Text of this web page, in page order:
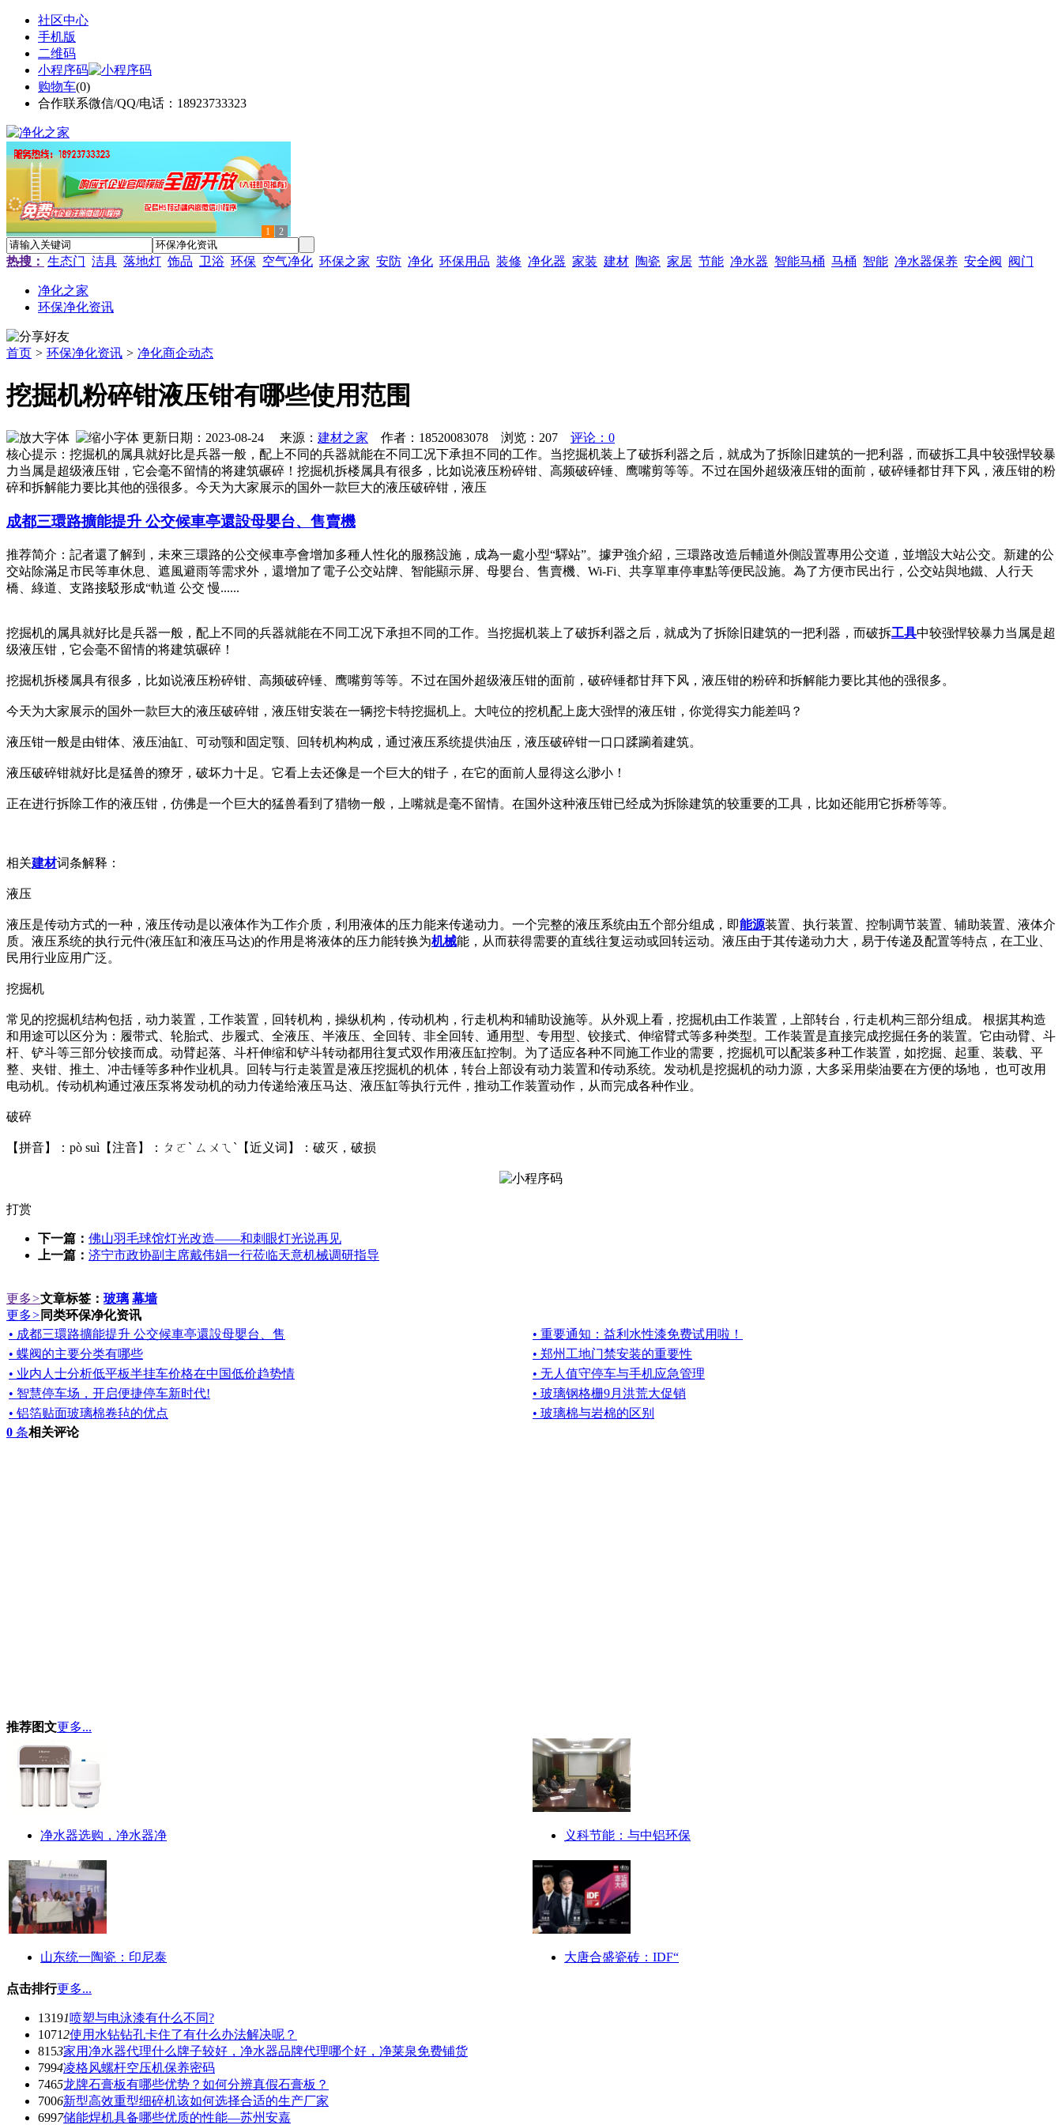
社区中心
手机版
二维码
小程序码
购物车(0)
合作联系微信/QQ/电话：18923733323
1 2
热搜： 生态门 洁具 落地灯 饰品 卫浴 环保 空气净化 环保之家 安防 净化 环保用品 装修 净化器 家装 建材 陶瓷 家居 节能 净水器 智能马桶 马桶 智能 净水器保养 安全阀 阀门
净化之家
环保净化资讯
首页 > 环保净化资讯 > 净化商企动态
挖掘机粉碎钳液压钳有哪些使用范围
更新日期：2023-08-24 来源： 建材之家 作者：18520083078 浏览： 207
评论：0
核心提示：挖掘机的属具就好比是兵器一般，配上不同的兵器就能在不同工况下承担不同的工作。当挖掘机装上了破拆利器之后，就成为了拆除旧建筑的一把利器，而破拆工具中较强悍较暴
力当属是超级液压钳，它会毫不留情的将建筑碾碎！挖掘机拆楼属具有很多，比如说液压粉碎钳、高频破碎锤、鹰嘴剪等等。不过在国外超级液压钳的面前，破碎锤都甘拜下风，液压钳的粉
碎和拆解能力要比其他的强很多。今天为大家展示的国外一款巨大的液压破碎钳，液压
成都三環路擴能提升 公交候車亭還設母嬰台、售賣機
推荐简介：記者還了解到，未來三環路的公交候車亭會增加多種人性化的服務設施，成為一處小型“驛站”。據尹強介紹，三環路改造后輔道外側設置專用公交道，並增設大站公交。新建的公
交站除滿足市民等車休息、遮風避雨等需求外，還增加了電子公交站牌、智能顯示屏、母嬰台、售賣機、Wi-Fi、共享單車停車點等便民設施。為了方便市民出行，公交站與地鐵、人行天
橋、綠道、支路接駁形成“軌道 公交 慢......
挖掘机的属具就好比是兵器一般，配上不同的兵器就能在不同工况下承担不同的工作。当挖掘机装上了破拆利器之后，就成为了拆除旧建筑的一把利器，而破拆工具中较强悍较暴力当属是超
级液压钳，它会毫不留情的将建筑碾碎！
挖掘机拆楼属具有很多，比如说液压粉碎钳、高频破碎锤、鹰嘴剪等等。不过在国外超级液压钳的面前，破碎锤都甘拜下风，液压钳的粉碎和拆解能力要比其他的强很多。
今天为大家展示的国外一款巨大的液压破碎钳，液压钳安装在一辆挖卡特挖掘机上。大吨位的挖机配上庞大强悍的液压钳，你觉得实力能差吗？
液压钳一般是由钳体、液压油缸、可动颚和固定颚、回转机构构成，通过液压系统提供油压，液压破碎钳一口口蹂躏着建筑。
液压破碎钳就好比是猛兽的獠牙，破坏力十足。它看上去还像是一个巨大的钳子，在它的面前人显得这么渺小！
正在进行拆除工作的液压钳，仿佛是一个巨大的猛兽看到了猎物一般，上嘴就是毫不留情。在国外这种液压钳已经成为拆除建筑的较重要的工具，比如还能用它拆桥等等。
相关建材词条解释：
液压
液压是传动方式的一种，液压传动是以液体作为工作介质，利用液体的压力能来传递动力。一个完整的液压系统由五个部分组成，即能源装置、执行装置、控制调节装置、辅助装置、液体介
质。液压系统的执行元件(液压缸和液压马达)的作用是将液体的压力能转换为机械能，从而获得需要的直线往复运动或回转运动。液压由于其传递动力大，易于传递及配置等特点，在工业、
民用行业应用广泛。
挖掘机
常见的挖掘机结构包括，动力装置，工作装置，回转机构，操纵机构，传动机构，行走机构和辅助设施等。从外观上看，挖掘机由工作装置，上部转台，行走机构三部分组成。 根据其构造
和用途可以区分为：履带式、轮胎式、步履式、全液压、半液压、全回转、非全回转、通用型、专用型、铰接式、伸缩臂式等多种类型。工作装置是直接完成挖掘任务的装置。它由动臂、斗
杆、铲斗等三部分铰接而成。动臂起落、斗杆伸缩和铲斗转动都用往复式双作用液压缸控制。为了适应各种不同施工作业的需要，挖掘机可以配装多种工作装置，如挖掘、起重、装载、平
整、夹钳、推土、冲击锤等多种作业机具。回转与行走装置是液压挖掘机的机体，转台上部设有动力装置和传动系统。发动机是挖掘机的动力源，大多采用柴油要在方便的场地， 也可改用
电动机。传动机构通过液压泵将发动机的动力传递给液压马达、液压缸等执行元件，推动工作装置动作，从而完成各种作业。
破碎
【拼音】：pò suì【注音】：ㄆㄛˋ ㄙㄨㄟˋ【近义词】：破灭，破损
打赏
下一篇： 佛山羽毛球馆灯光改造——和刺眼灯光说再见
上一篇： 济宁市政协副主席戴伟娟一行莅临天意机械调研指导
更多>文章标签： 玻璃 幕墙
更多> 同类环保净化资讯
• 成都三環路擴能提升 公交候車亭還設母嬰台、售
• 重要通知：益利水性漆免费试用啦！
• 蝶阀的主要分类有哪些
• 郑州工地门禁安装的重要性
• 业内人士分析低平板半挂车价格在中国低价趋势情
• 无人值守停车与手机应急管理
• 智慧停车场，开启便捷停车新时代!
• 玻璃钢格栅9月洪荒大促销
• 铝箔贴面玻璃棉卷毡的优点
• 玻璃棉与岩棉的区别
0 条相关评论
推荐图文更多...
净水器选购，净水器净 义科节能：与中铝环保
山东统一陶瓷：印尼泰 大唐合盛瓷砖：IDF“
点击排行更多...
13191喷塑与电泳漆有什么不同?
10712使用水钻钻孔卡住了有什么办法解决呢？
8153家用净水器代理什么牌子较好，净水器品牌代理哪个好，净莱泉免费铺货
7994凌格风螺杆空压机保养密码
7465龙牌石膏板有哪些优势？如何分辨真假石膏板？
7006新型高效重型细碎机该如何选择合适的生产厂家
6997储能焊机具备哪些优质的性能—苏州安嘉